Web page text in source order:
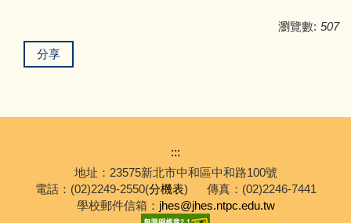
瀏覽數: 507
分享
:::
地址：23575新北市中和區中和路100號
電話：(02)2249-2550(分機表)
傳真：(02)2246-7441
學校郵件信箱： jhes@jhes.ntpc.edu.tw